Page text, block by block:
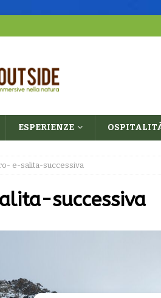
ESPERIENZE
e-salita-successiva
successiva